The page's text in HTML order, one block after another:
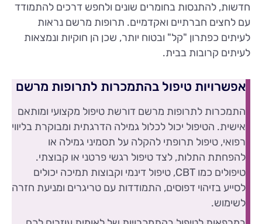
חדשות, להתנסות בחומרים שונים ולחפש דרכים להתמודד
עם לחצים חברתיים ואקדמיים. תרופות מרשם נראות
לעיתים כפתרון "קל" ובטוח יותר, שכן הן חוקיות ונמצאות
לעיתים קרובות בבית.
אפשרויות טיפול בהתמכרות לתרופות מרשם
התמכרות לתרופות מרשם דורשת טיפול מקצועי ומותאם
אישית. הטיפול יכול לכלול גמילה הדרגתית ומבוקרת בליווי
רפואי, טיפול תרופתי להקלה על תסמיני גמילה או
להפחתת התלות, לצד טיפול רגשי פרטני או קבוצתי.
טיפולים כמו CBT, טיפול דינמי וקבוצות תמיכה יכולים
לסייע בזיהוי דפוסים, התמודדות עם טריגרים ומניעת חזרה
לשימוש.